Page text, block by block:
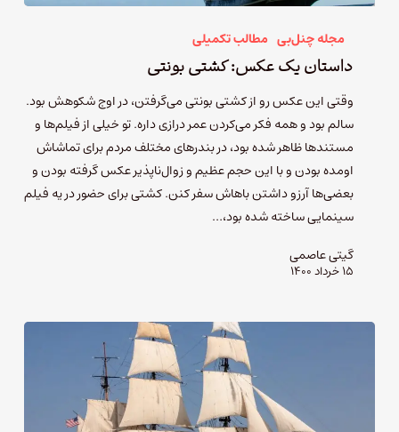
مجله چنل‌بی مطالب تکمیلی
داستان یک عکس: کشتی بونتی
وقتی این عکس رو از کشتی بونتی می‌گرفتن، در اوج شکوهش بود.
سالم بود و همه فکر می‌کردن عمر درازی داره. تو خیلی از فیلم‌ها و
مستندها ظاهر شده بود، در بندرهای مختلف مردم برای تماشاش
اومده بودن و با این حجم عظیم و زوال‌ناپذیر عکس گرفته بودن و
بعضی‌ها آرزو داشتن باهاش سفر کنن. کشتی برای حضور در یه فیلم
سینمایی ساخته شده بود،…
گیتی عاصمی
۱۵ خرداد ۱۴۰۰